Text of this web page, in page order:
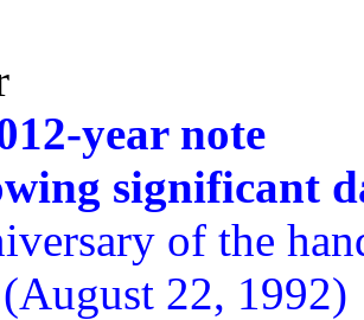
year note
significant
of the
22, 1992)